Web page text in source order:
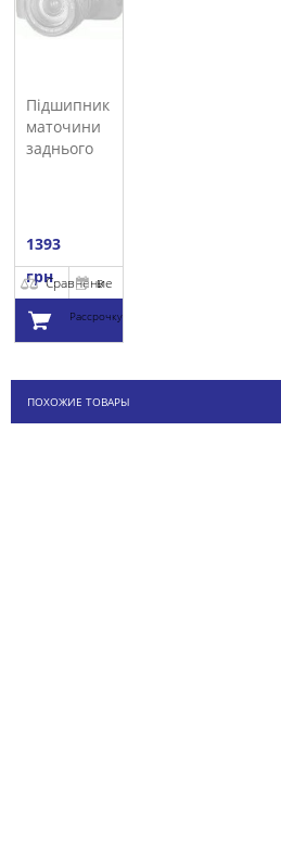
Підшипник
маточини
заднього
1393
грнСравнение
В
Рассрочку
корзину
ПОХОЖИЕ ТОВАРЫ